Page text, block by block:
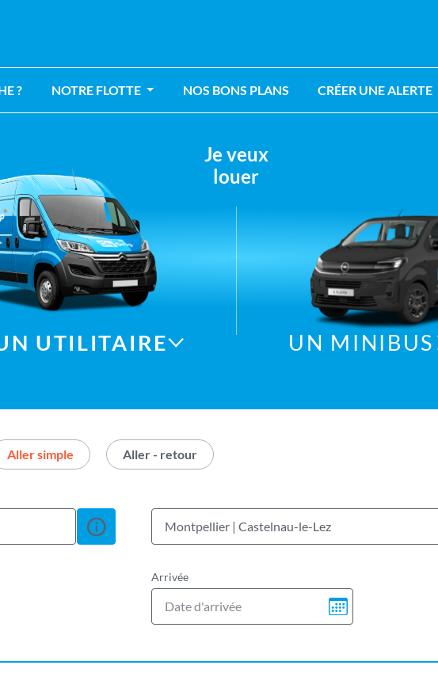
? NOTRE FLOTTE NOS BONS PLANS CRÉER UNE ALERTE
UTILITAIRE
Je veux
louer
UN MINIBUS
Aller simple Aller - retour
du parking City-Drop pour cette villeMontpellier | Castelnau-le-Lez Afficher
Arrivée